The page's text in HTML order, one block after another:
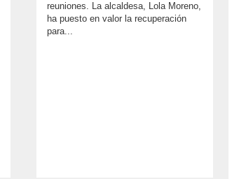
reuniones. La alcaldesa, Lola Moreno,
ha puesto en valor la recuperación
para...